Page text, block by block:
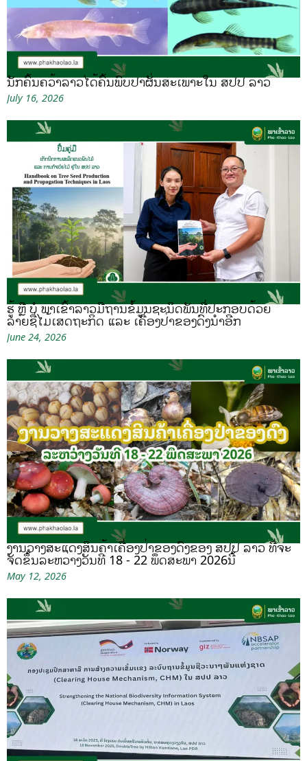
ນັກຄົ້ນຄວ້າລາວໄດ້ຄົ້ນພົບປາຜັ່ນສະເພາະໃນ ສປປ ລາວ
July 16, 2026
ຮູ້ ຫຼື ບໍ ພາເຂົ້າລາວມີຖານຂໍ້ມູນຊະນິດພັນທີ່ປະກອບດ້ວຍ
ລາຍຊື່ໄມ້ເສດຖະກິດ ແລະ ເຄື່ອງປ່າຂອງດົງນຳອີກ
June 24, 2026
ງານວາງສະແດງສິນຄ້າເຄື່ອງປ່າຂອງດົງຂອງ ສປປ ລາວ ທີ່ຈະ
ຈັດຂຶ້ນລະຫວ່າງວັນທີ 18 - 22 ພຶດສະພາ 2026ນີ້
May 12, 2026